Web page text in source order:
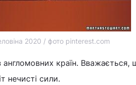
2020 / фото pinterest.com
англомовних країн. Вважається,
нечисті сили.